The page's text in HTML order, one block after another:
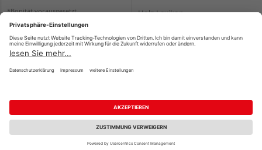
*Bonität vorausgesetzt
Holz-Lexikon
Impressum Datenschutz
Nutzungsbedingungen
Barrierefreiheitserklärung
Vertrag widerrufen